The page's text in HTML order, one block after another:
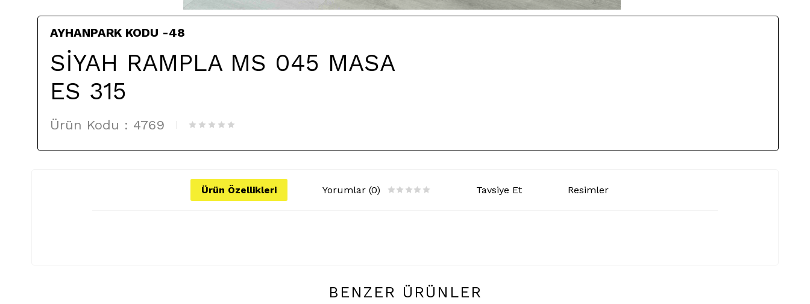
AYHANPARK KODU -48
SİYAH RAMPLA MS 045 MASA
ES 315
Ürün Kodu : 4769
Ürün Özellikleri Yorumlar (0) Tavsiye Et Resimler
BENZER ÜRÜNLER